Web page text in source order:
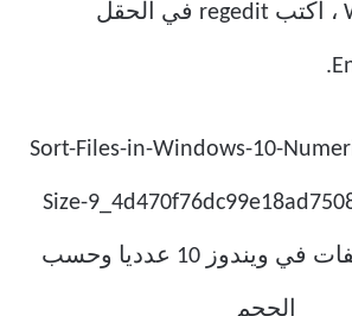
Windows Key + R ، اكتب regedit في الحقل